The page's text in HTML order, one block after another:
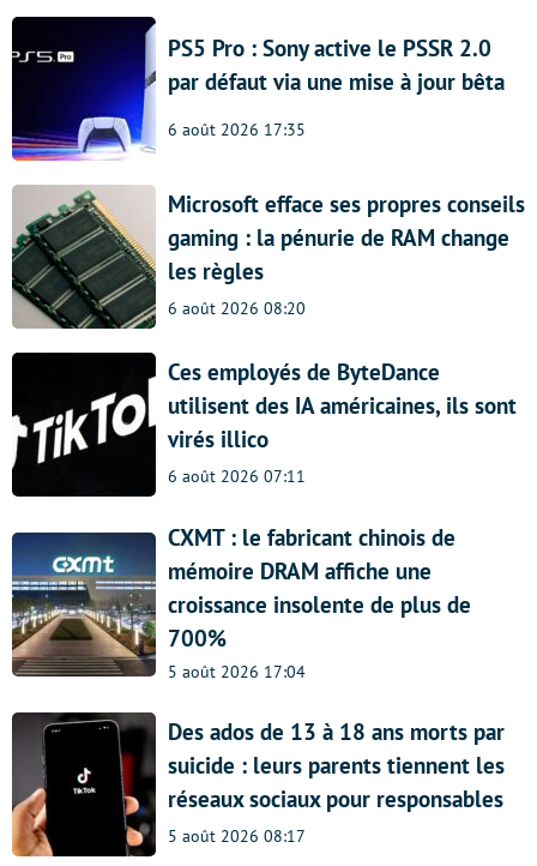
PS5 Pro : Sony active le PSSR 2.0
par défaut via une mise à jour bêta
6 août 2026 17:35
Microsoft efface ses propres conseils
gaming : la pénurie de RAM change
les règles
6 août 2026 08:20
Ces employés de ByteDance
utilisent des IA américaines, ils sont
virés illico
6 août 2026 07:11
CXMT : le fabricant chinois de
mémoire DRAM affiche une
croissance insolente de plus de
700%
5 août 2026 17:04
Des ados de 13 à 18 ans morts par
suicide : leurs parents tiennent les
réseaux sociaux pour responsables
5 août 2026 08:17